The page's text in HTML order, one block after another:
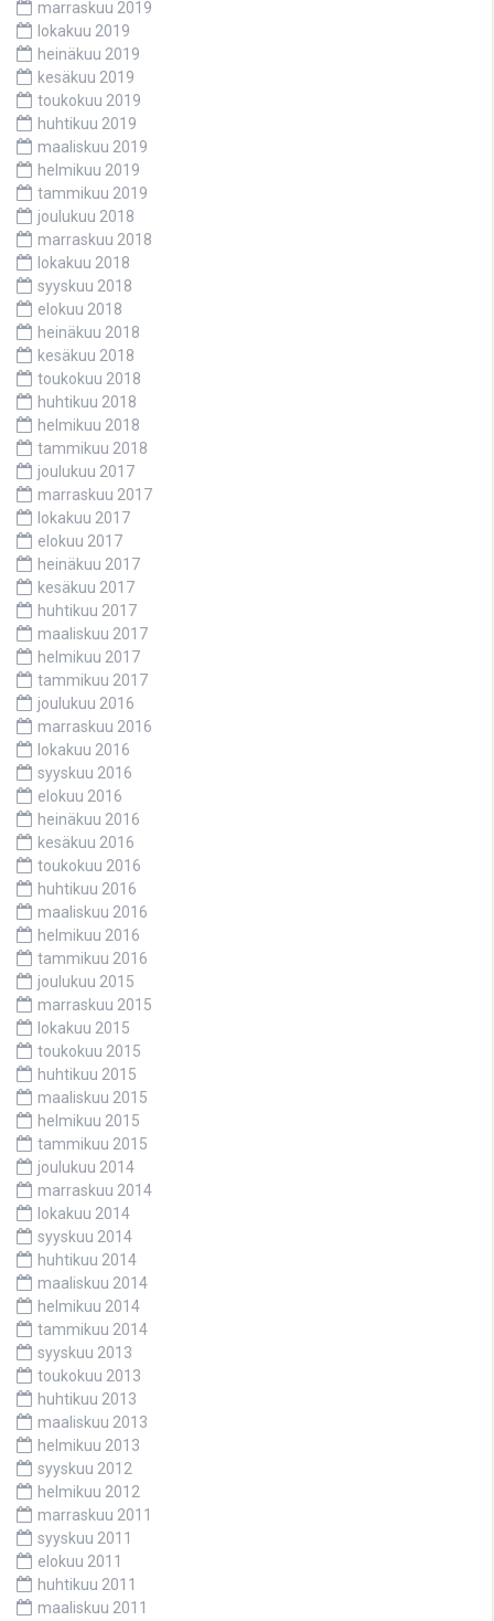
marraskuu 2019
lokakuu 2019
heinäkuu 2019
kesäkuu 2019
toukokuu 2019
huhtikuu 2019
maaliskuu 2019
helmikuu 2019
tammikuu 2019
joulukuu 2018
marraskuu 2018
lokakuu 2018
syyskuu 2018
elokuu 2018
heinäkuu 2018
kesäkuu 2018
toukokuu 2018
huhtikuu 2018
helmikuu 2018
tammikuu 2018
joulukuu 2017
marraskuu 2017
lokakuu 2017
elokuu 2017
heinäkuu 2017
kesäkuu 2017
huhtikuu 2017
maaliskuu 2017
helmikuu 2017
tammikuu 2017
joulukuu 2016
marraskuu 2016
lokakuu 2016
syyskuu 2016
elokuu 2016
heinäkuu 2016
kesäkuu 2016
toukokuu 2016
huhtikuu 2016
maaliskuu 2016
helmikuu 2016
tammikuu 2016
joulukuu 2015
marraskuu 2015
lokakuu 2015
toukokuu 2015
huhtikuu 2015
maaliskuu 2015
helmikuu 2015
tammikuu 2015
joulukuu 2014
marraskuu 2014
lokakuu 2014
syyskuu 2014
huhtikuu 2014
maaliskuu 2014
helmikuu 2014
tammikuu 2014
syyskuu 2013
toukokuu 2013
huhtikuu 2013
maaliskuu 2013
helmikuu 2013
syyskuu 2012
helmikuu 2012
marraskuu 2011
syyskuu 2011
elokuu 2011
huhtikuu 2011
maaliskuu 2011